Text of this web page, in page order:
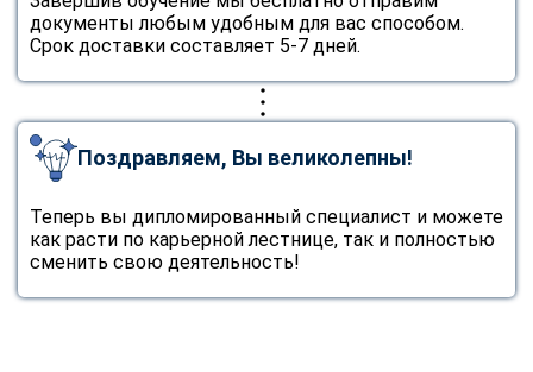
документы любым удобным для вас способом.
Срок доставки составляет 5-7 дней.
Поздравляем, Вы великолепны!
Теперь вы дипломированный специалист и можете
как расти по карьерной лестнице, так и полностью
сменить свою деятельность!